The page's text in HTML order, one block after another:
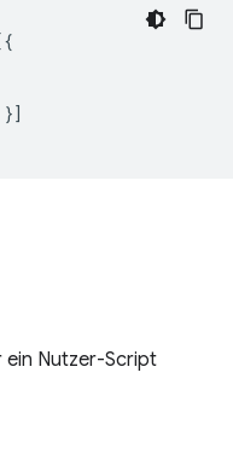
}]
ein Nutzer-Script